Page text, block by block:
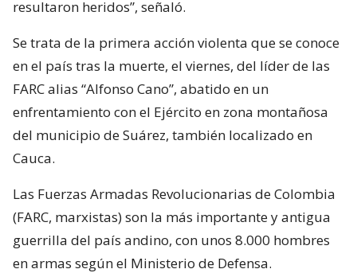
resultaron heridos”, señaló.
Se trata de la primera acción violenta que se conoce
en el país tras la muerte, el viernes, del líder de las
FARC alias “Alfonso Cano”, abatido en un
enfrentamiento con el Ejército en zona montañosa
del municipio de Suárez, también localizado en
Cauca.
Las Fuerzas Armadas Revolucionarias de Colombia
(FARC, marxistas) son la más importante y antigua
guerrilla del país andino, con unos 8.000 hombres
en armas según el Ministerio de Defensa.